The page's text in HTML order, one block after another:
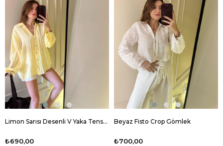
Limon Sarısı Desenli V Yaka Tensel Gömlek
₺690,00
Beyaz Fisto Crop Gömlek
₺700,00